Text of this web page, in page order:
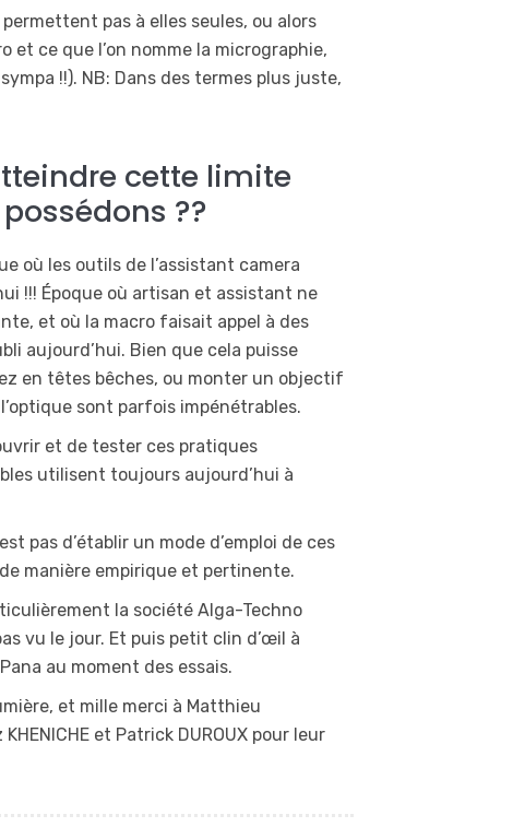
pas à elles seules, ou alors
et ce que l’on nomme la micrographie,
!!). NB: Dans des termes plus juste,
cette limite
??
où les outils de l’assistant camera
!!! Époque où artisan et assistant ne
et où la macro faisait appel à des
aujourd’hui. Bien que cela puisse
en têtes bêches, ou monter un objectif
sont parfois impénétrables.
et de tester ces pratiques
utilisent toujours aujourd’hui à
pas d’établir un mode d’emploi de ces
manière empirique et pertinente.
la société Alga-Techno
vu le jour. Et puis petit clin d’œil à
au moment des essais.
et mille merci à Matthieu
KHENICHE et Patrick DUROUX pour leur